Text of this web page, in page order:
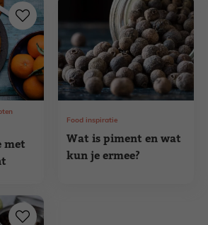
met
Wat is piment en wat
kun je ermee?
Food inspiratie